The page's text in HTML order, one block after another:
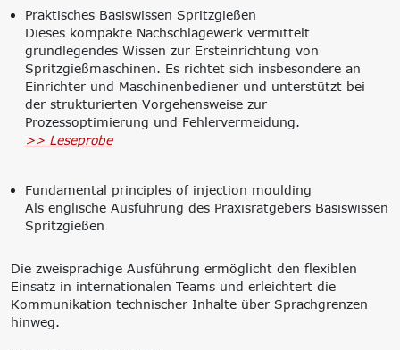
Praktisches Basiswissen Spritzgießen
Dieses kompakte Nachschlagewerk vermittelt
grundlegendes Wissen zur Ersteinrichtung von
Spritzgießmaschinen. Es richtet sich insbesondere an
Einrichter und Maschinenbediener und unterstützt bei
der strukturierten Vorgehensweise zur
Prozessoptimierung und Fehlervermeidung.
>> Leseprobe
Fundamental principles of injection moulding
Als englische Ausführung des Praxisratgebers Basiswissen
Spritzgießen
Die zweisprachige Ausführung ermöglicht den flexiblen
Einsatz in internationalen Teams und erleichtert die
Kommunikation technischer Inhalte über Sprachgrenzen
hinweg.